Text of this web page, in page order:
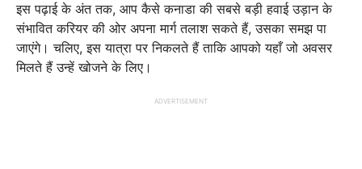
इस पढ़ाई के अंत तक, आप कैसे कनाडा की सबसे बड़ी हवाई उड़ान के
संभावित करियर की ओर अपना मार्ग तलाश सकते हैं, उसका समझ पा
जाएंगे। चलिए, इस यात्रा पर निकलते हैं ताकि आपको यहाँ जो अवसर
मिलते हैं उन्हें खोजने के लिए।
ADVERTISEMENT